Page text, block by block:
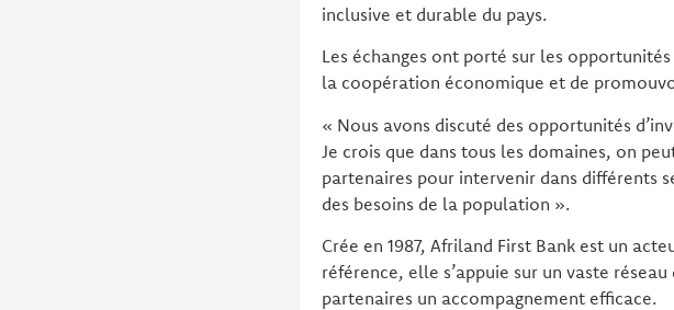
inclusive et durable du pays.
Les échanges ont porté sur les
la coopération économique et de
« Nous avons discuté des opportunités
Je crois que dans tous les domaines, on
partenaires pour intervenir dans différents
des besoins de la population ».
Crée en 1987, Afriland First Bank est un
référence, elle s’appuie sur un vaste
partenaires un accompagnement efficace.